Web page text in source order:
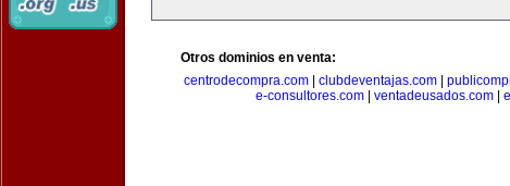
Otros dominios en venta:
centrodecompra.com| clubdeventajas.com|
e-consultores.com| ventadeusados.com|